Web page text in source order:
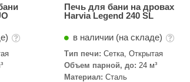
Феникс
KOLO
Печь для бани на дровах
Harvia Legend 240 SL
в наличии (на складе)
Тип печи: Сетка, Открытая
Объем парной, до: 24 м³
Материал: Сталь